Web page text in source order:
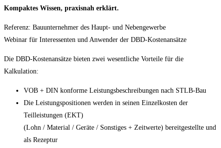
Kompaktes Wissen, praxisnah erklärt.
Referenz: Bauunternehmer des Haupt- und Nebengewerbe
Webinar für Interessenten und Anwender der DBD-Kostenansätze
Die DBD-Kostenansätze bieten zwei wesentliche Vorteile für die
Kalkulation:
VOB + DIN konforme Leistungsbeschreibungen nach STLB-Bau
Die Leistungspositionen werden in seinen Einzelkosten der
Teilleistungen (EKT)
(Lohn / Material / Geräte / Sonstiges + Zeitwerte) bereitgestellte und
als Rezeptur